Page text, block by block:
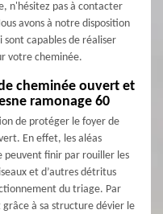
n'hésitez pas à contacter
avons à notre disposition
sont capables de réaliser
votre cheminée.
cheminée ouvert et
ramonage 60
de protéger le foyer de
En effet, les aléas
peuvent finir par rouiller les
et d’autres détritus
du triage. Par
à sa structure dévier le